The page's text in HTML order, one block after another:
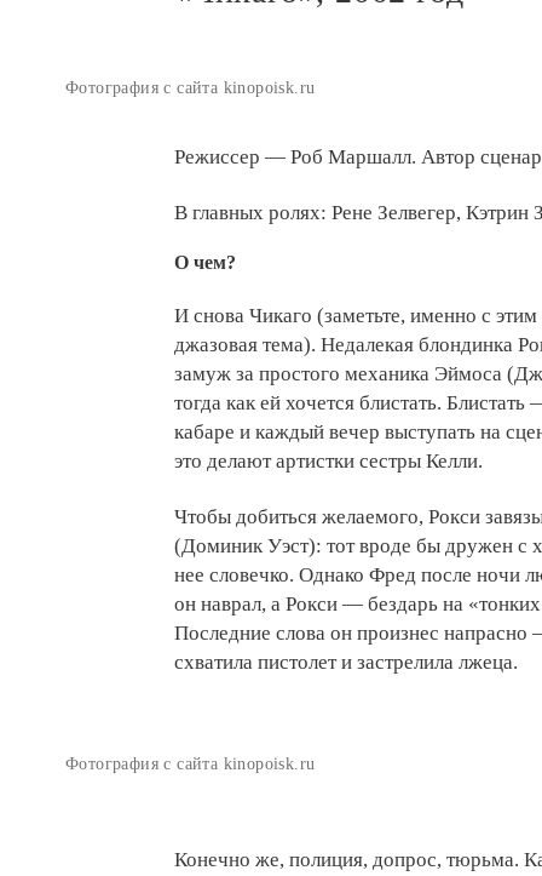
Фотография с сайта kinopoisk.ru
Режиссер — Роб Маршалл. Автор
В главных ролях: Рене Зелвегер,
О чем?
И снова Чикаго (заметьте, именно с
джазовая тема). Недалекая блондинка
замуж за простого механика Эймоса
тогда как ей хочется блистать.
кабаре и каждый вечер выступать на
это делают артистки сестры Келли.
Чтобы добиться желаемого, Рокси
(Доминик Уэст): тот вроде бы дружен с
нее словечко. Однако Фред после ночи
он наврал, а Рокси — бездарь на
Последние слова он произнес
схватила пистолет и застрелила лжеца.
Фотография с сайта kinopoisk.ru
Конечно же, полиция, допрос, тюрьма.